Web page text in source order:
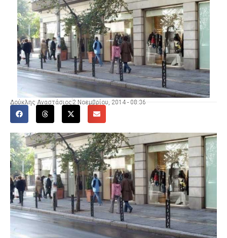
Δούκλης Αναστάσιος 2 Νοεμβρίου, 2014 - 08:36